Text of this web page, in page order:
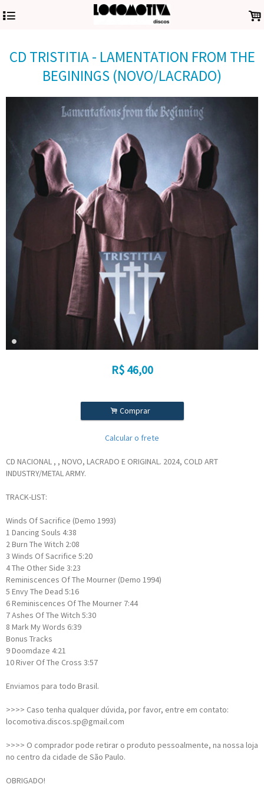
4 .
CD TRISTITIA - LAMENTATION FROM THE
BEGININGS (NOVO/LACRADO)
R$ 46,00
. Comprar
Calcular o frete
CD NACIONAL , , NOVO, LACRADO E ORIGINAL. 2024, COLD ART
INDUSTRY/METAL ARMY.
TRACK-LIST:
Winds Of Sacrifice (Demo 1993)
1 Dancing Souls 4:38
2Burn The Witch 2:08
3 Winds Of Sacrifice 5:20
4The Other Side 3:23
Reminiscences Of The Mourner (Demo 1994)
5 Envy The Dead 5:16
6Reminiscences Of The Mourner 7:44
7Ashes Of The Witch 5:30
8 Mark My Words 6:39
Bonus Tracks
9Doomdaze 4:21
10River Of The Cross 3:57
Enviamos para todo Brasil.
>>>> Caso tenha qualquer dúvida, por favor, entre em contato:
locomotiva.discos.sp@gmail.com
>>>> O comprador pode retirar o produto pessoalmente, na nossa loja
no centro da cidade de São Paulo.
OBRIGADO!